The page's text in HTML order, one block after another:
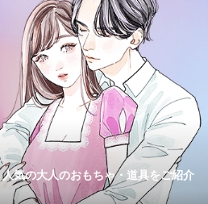
気の大人のおもちゃ・道具をご紹介